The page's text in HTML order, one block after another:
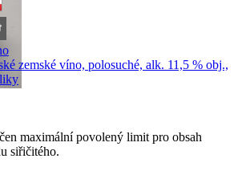
zemské víno, polosuché, alk. 11,5 % obj.,
maximální povolený limit pro obsah
siřičitého.